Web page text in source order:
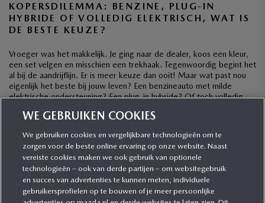
KOPERSDILEMMA: BENZINE, PLUG-IN
HYBRIDE OF VOLLEDIG ELEKTRISCH, WAT IS
DE BESTE KEUZE?
Vroeger was het makkelijk. Je ging naar de dealer, koos een kleur,
een set velgen en misschien een trekhaak. Tegenwoordig begint het
al bij de aandrijflijn. Er is meer keuze dan ooit! Maar wat past nou
eigenlijk het beste bij jouw leven? Een benzineauto met milde
elektrische ondersteuning? Een plug-in hybride? Of toch volledig
CATEGORIEËN
MEER INFORMATIE
WE GEBRUIKEN COOKIES
We gebruiken cookies en vergelijkbare technologieën om te
zorgen voor de beste online ervaring op onze website. Naast
vereiste cookies maken we ook gebruik van optionele
technologieën – ook van derde partijen – om websitegebruik
en succes van advertenties te kunnen meten, individuele
gebruikersprofielen op te bouwen of je meer persoonlijke